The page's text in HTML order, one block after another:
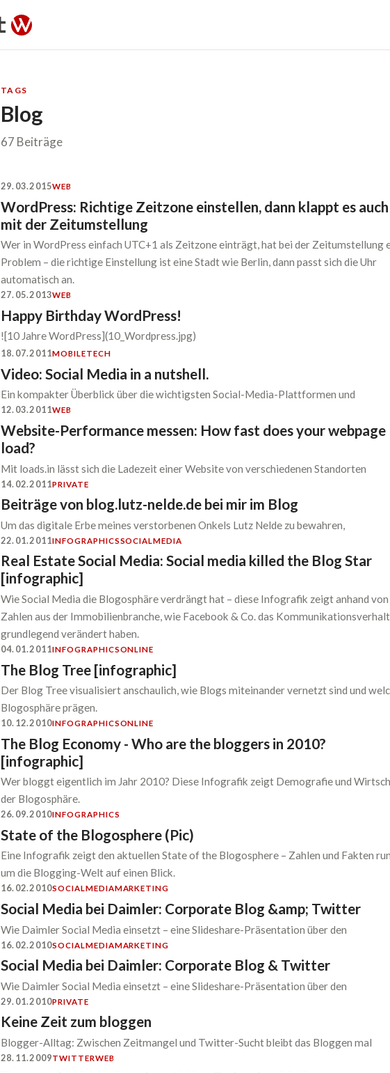
TAGS
Blog
67 Beiträge
29.03.2015WEB
WordPress: Richtige Zeitzone einstellen, dann klappt es auch
mit der Zeitumstellung
Wer in WordPress einfach UTC+1 als Zeitzone einträgt, hat bei der Zeitumstellung
Problem – die richtige Einstellung ist eine Stadt wie Berlin, dann passt sich die Uhr
automatisch an.
27.05.2013WEB
Happy Birthday WordPress!
![10 Jahre WordPress](10_Wordpress.jpg)
18.07.2011MOBILETECH
Video: ‪Social Media in a nutshell.
Ein kompakter Überblick über die wichtigsten Social-Media-Plattformen und
12.03.2011WEB
Website-Performance messen: How fast does your webpage
load?
Mit loads.in lässt sich die Ladezeit einer Website von verschiedenen Standorten
14.02.2011PRIVATE
Beiträge von blog.lutz-nelde.de bei mir im Blog
Um das digitale Erbe meines verstorbenen Onkels Lutz Nelde zu bewahren,
22.01.2011INFOGRAPHICSSOCIALMEDIA
Real Estate Social Media: Social media killed the Blog Star
[infographic]
Wie Social Media die Blogosphäre verdrängt hat – diese Infografik zeigt anhand von
Zahlen aus der Immobilienbranche, wie Facebook & Co. das
grundlegend verändert haben.
04.01.2011INFOGRAPHICSONLINE
The Blog Tree [infographic]
Der Blog Tree visualisiert anschaulich, wie Blogs miteinander vernetzt sind und
Blogosphäre prägen.
10.12.2010INFOGRAPHICSONLINE
The Blog Economy - Who are the bloggers in 2010?
[infographic]
Wer bloggt eigentlich im Jahr 2010? Diese Infografik zeigt Demografie und
der Blogosphäre.
26.09.2010INFOGRAPHICS
State of the Blogosphere (Pic)
Eine Infografik zeigt den aktuellen State of the Blogosphere – Zahlen und Fakten
um die Blogging-Welt auf einen Blick.
16.02.2010SOCIALMEDIAMARKETING
Social Media bei Daimler: Corporate Blog &amp; Twitter
Wie Daimler Social Media einsetzt – eine Slideshare-Präsentation über den
16.02.2010SOCIALMEDIAMARKETING
Social Media bei Daimler: Corporate Blog & Twitter
Wie Daimler Social Media einsetzt – eine Slideshare-Präsentation über den
29.01.2010PRIVATE
Keine Zeit zum bloggen
Blogger-Alltag: Zwischen Zeitmangel und Twitter-Sucht bleibt das Bloggen mal
28.11.2009TWITTERWEB